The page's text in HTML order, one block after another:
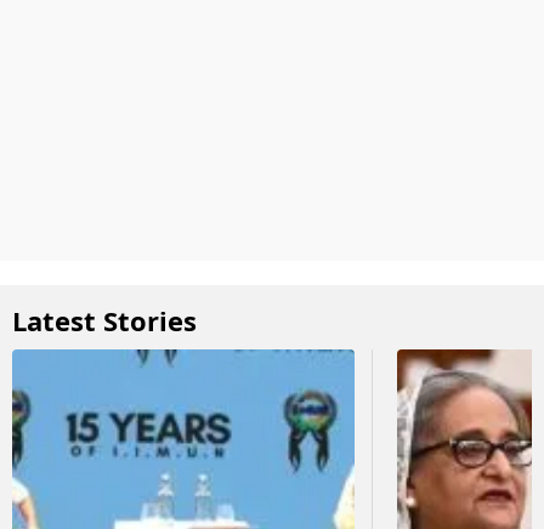
Latest Stories